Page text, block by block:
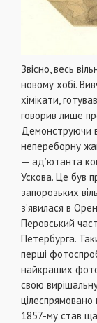
Звісно, весь
новому хобі.
хімікати,
говорив лише
Демонструючи
непереборну
— ад’ютанта
Ускова. Це був
запорозьких
з’явилася в
Перовський
Петербурга.
перші
найкращих
свою
1857-му став